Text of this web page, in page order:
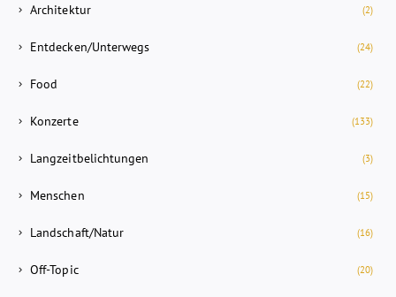
Architektur (2)
Entdecken/Unterwegs (24)
Food (22)
Konzerte (133)
Langzeitbelichtungen (3)
Menschen (15)
Landschaft/Natur (16)
Off-Topic (20)